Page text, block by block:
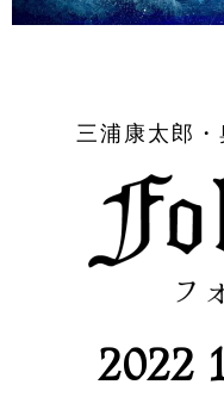
三浦康太郎
2022